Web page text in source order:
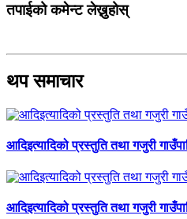
तपाईको कमेन्ट लेख्नुहोस्
थप समाचार
आदिइत्यादिको प्रस्तुति तथा गजुरी
आदिइत्यादिको प्रस्तुति तथा गजुरी